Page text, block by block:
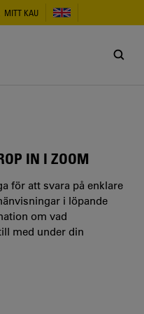
MITT KAU
IN I ZOOM
för att svara på enklare
i löpande
om vad
med under din